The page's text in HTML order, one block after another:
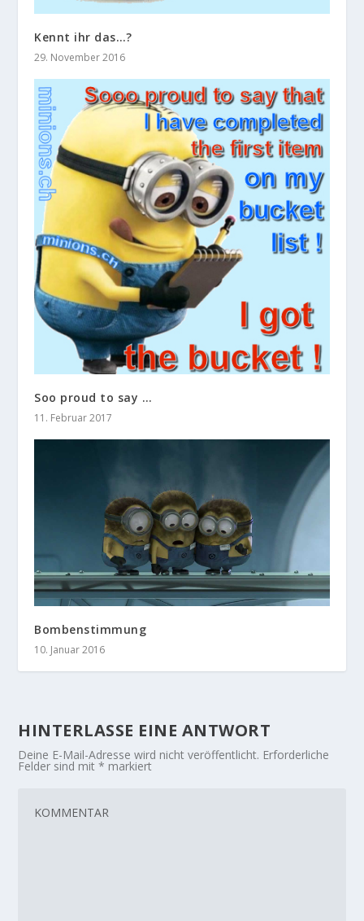
Kennt ihr das…?
29. November 2016
Soo proud to say …
11. Februar 2017
Bombenstimmung
10. Januar 2016
HINTERLASSE EINE ANTWORT
Deine E-Mail-Adresse wird nicht veröffentlicht. Erforderliche
Felder sind mit* markiert